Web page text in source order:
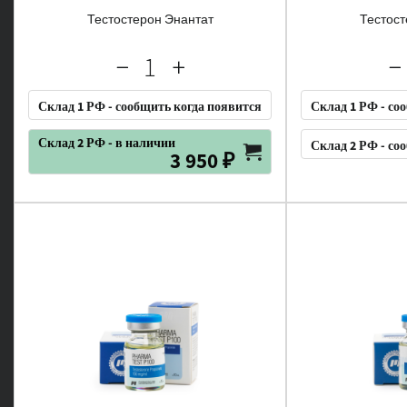
Тестостерон Энантат
Склад 1 РФ - сообщить когда появится
Склад 2 РФ - в наличии
3 950 ₽
Склад 1 РФ -
Склад 2 РФ -